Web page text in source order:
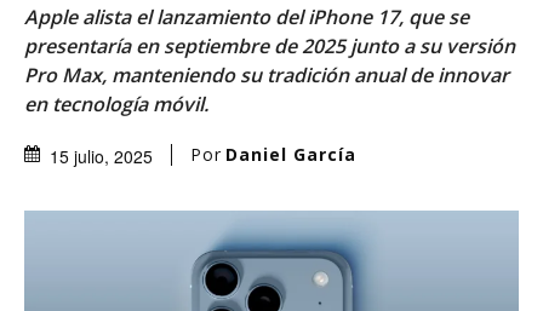
Apple alista el lanzamiento del iPhone 17, que se
presentaría en septiembre de 2025 junto a su versión
Pro Max, manteniendo su tradición anual de innovar
en tecnología móvil.
15 julio, 2025 Por Daniel García